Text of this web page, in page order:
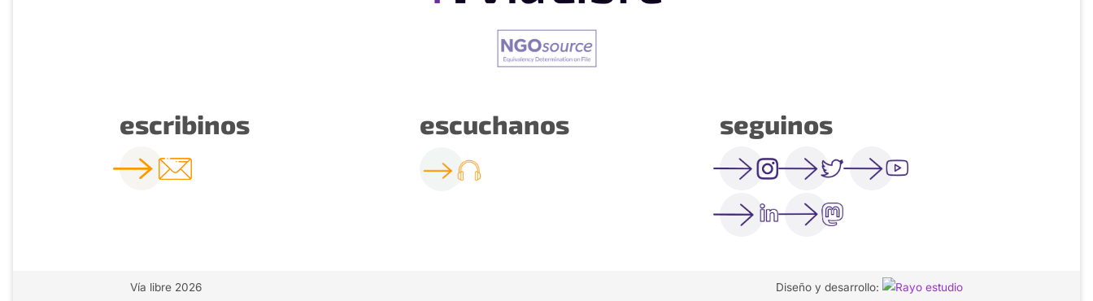
escribinos escuchanos seguinos
Vía libre 2026 Diseño y desarrollo: